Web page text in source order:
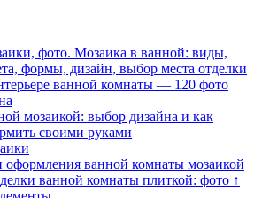
фото. Мозаика в ванной: виды,
формы, дизайн, выбор места отделки
ванной комнаты — 120 фото
мозаикой: выбор дизайна и как
своими руками
оформления ванной комнаты мозаикой
ванной комнаты плиткой: фото ↑